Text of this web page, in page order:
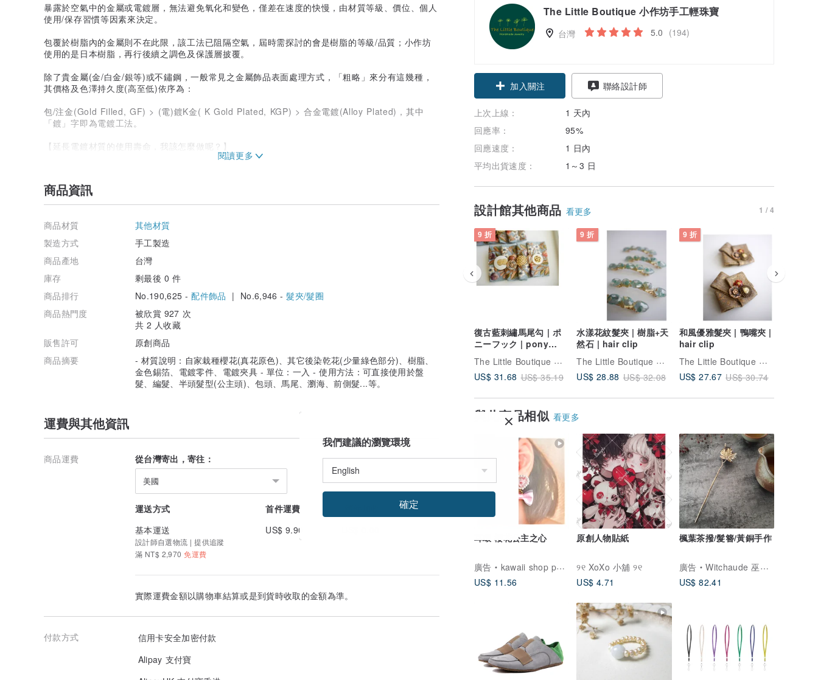
The Little Boutique 小作坊手工輕珠寶
台灣 5.0 (194)
加入關注 聯絡設計師
上次上線：
1 天內
回應率：
95%
回應速度：
1 日內
平均出貨速度：
1～3 日
設計館其他商品 看更多 1 / 4
9 折
復古藍刺繡馬尾勾 | ポ
ニーフック | pony
hook
The Little Boutique 小作坊手工輕珠寶
US$ 31.68 US$ 35.19
9 折
水漾花紋髮夾 | 樹脂+天
然石 | hair clip
The Little Boutique 小作坊手工輕珠寶
US$ 28.88 US$ 32.08
9 折
和風優雅髮夾 | 鴨嘴夾 |
hair clip
The Little Boutique 小作坊手工輕珠寶
US$ 27.67 US$ 30.74
與此商品相似 看更多
耳環 櫻花公主之心
廣告
kawaii shop pomul
US$ 11.56
原創人物貼紙
୨୧ XoXo 小舖 ୨୧
US$ 4.71
楓葉茶撥/髮簪/黃銅手作
廣告
Witchaude 巫女奧達
US$ 82.41
暴露於空氣中的金屬或電鍍層，無法避免氧化和變色，僅差在速度的快慢，由材質等級、價位、個人
使用/保存習慣等因素來決定。
包覆於樹脂內的金屬則不在此限，該工法已阻隔空氣，屆時需探討的會是樹脂的等級/品質；小作坊
使用的是日本樹脂，再行後續之調色及保護層披覆。
除了貴金屬(金/白金/銀等)或不鏽鋼，一般常見之金屬飾品表面處理方式，「粗略」來分有這幾種，
其價格及色澤持久度(高至低)依序為：
包/注金(Gold Filled, GF) > (電)鍍K金( K Gold Plated, KGP) > 合金電鍍(Alloy Plated)，其中
「鍍」字即為電鍍工法。
【延長電鍍材質的使用壽命，我該怎麼做呢？】
- 配戴後，以乾布/飾品清潔布輕擦金屬部分，並放入夾鍊袋中隔絕空氣/濕氣。
- 避免電鍍層接觸造型噴霧、酒精、香水等高揮發性物質。
- 若有天天配戴飾品的習慣，盡可能輪替更換不同物件，或另行選購貴耐受度更高的貴重金屬(純金/
銀)、不銹鋼材質等。
商品資訊
商品材質
其他材質
製造方式
手工製造
商品產地
台灣
庫存
剩最後 0 件
商品排行
No.190,625 -配件飾品 | No.6,946 -髮夾/髮圈
商品熱門度
被欣賞 927 次
共 2 人收藏
販售許可
原創商品
商品摘要
- 材質說明：自家栽種櫻花(真花原色)、其它後染乾花(少量綠色部分)、樹脂、
金色錫箔、電鍍零件、電鍍夾具 - 單位：一入 - 使用方法：可直接使用於盤
髮、編髮、半頭髮型(公主頭)、包頭、馬尾、瀏海、前側髮...等。
運費與其他資訊
商品運費 從台灣寄出，寄往：
美國
運送方式 首件運費
基本運送
US$ 9.90
設計師自選物流 | 提供追蹤
滿 NT$ 2,970免運費
實際運費金額以購物車結算或是到貨時收取的金額為準。
付款方式
信用卡安全加密付款
Alipay 支付寶
我們建議的瀏覽環境
確定